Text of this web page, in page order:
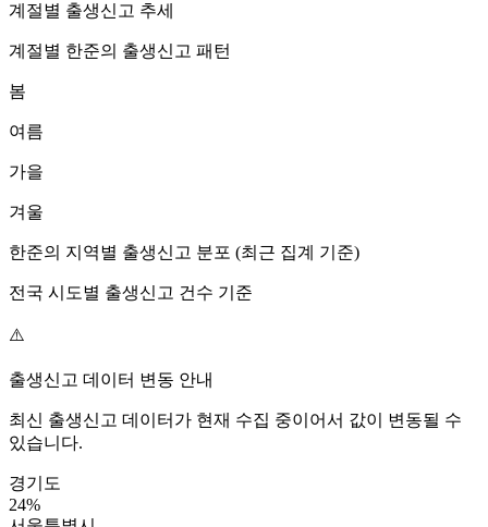
계절별 출생신고 추세
계절별 한준의 출생신고 패턴
봄
여름
가을
겨울
한준의 지역별 출생신고 분포 (최근 집계 기준)
전국 시도별 출생신고 건수 기준
⚠️
출생신고 데이터 변동 안내
최신 출생신고 데이터가 현재 수집 중이어서 값이 변동될 수
있습니다.
경기도
24%